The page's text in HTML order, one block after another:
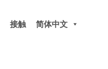
接触 简体中文